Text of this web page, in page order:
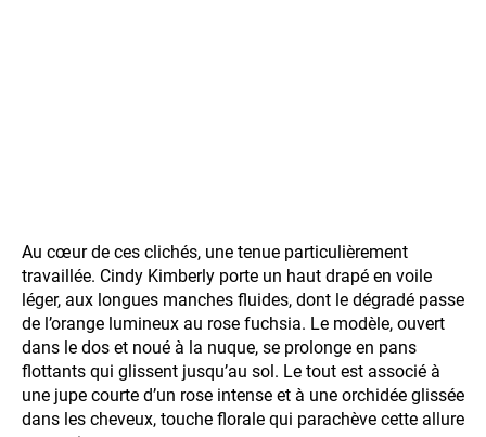
Au cœur de ces clichés, une tenue particulièrement
travaillée. Cindy Kimberly porte un haut drapé en voile
léger, aux longues manches fluides, dont le dégradé passe
de l’orange lumineux au rose fuchsia. Le modèle, ouvert
dans le dos et noué à la nuque, se prolonge en pans
flottants qui glissent jusqu’au sol. Le tout est associé à
une jupe courte d’un rose intense et à une orchidée glissée
dans les cheveux, touche florale qui parachève cette allure